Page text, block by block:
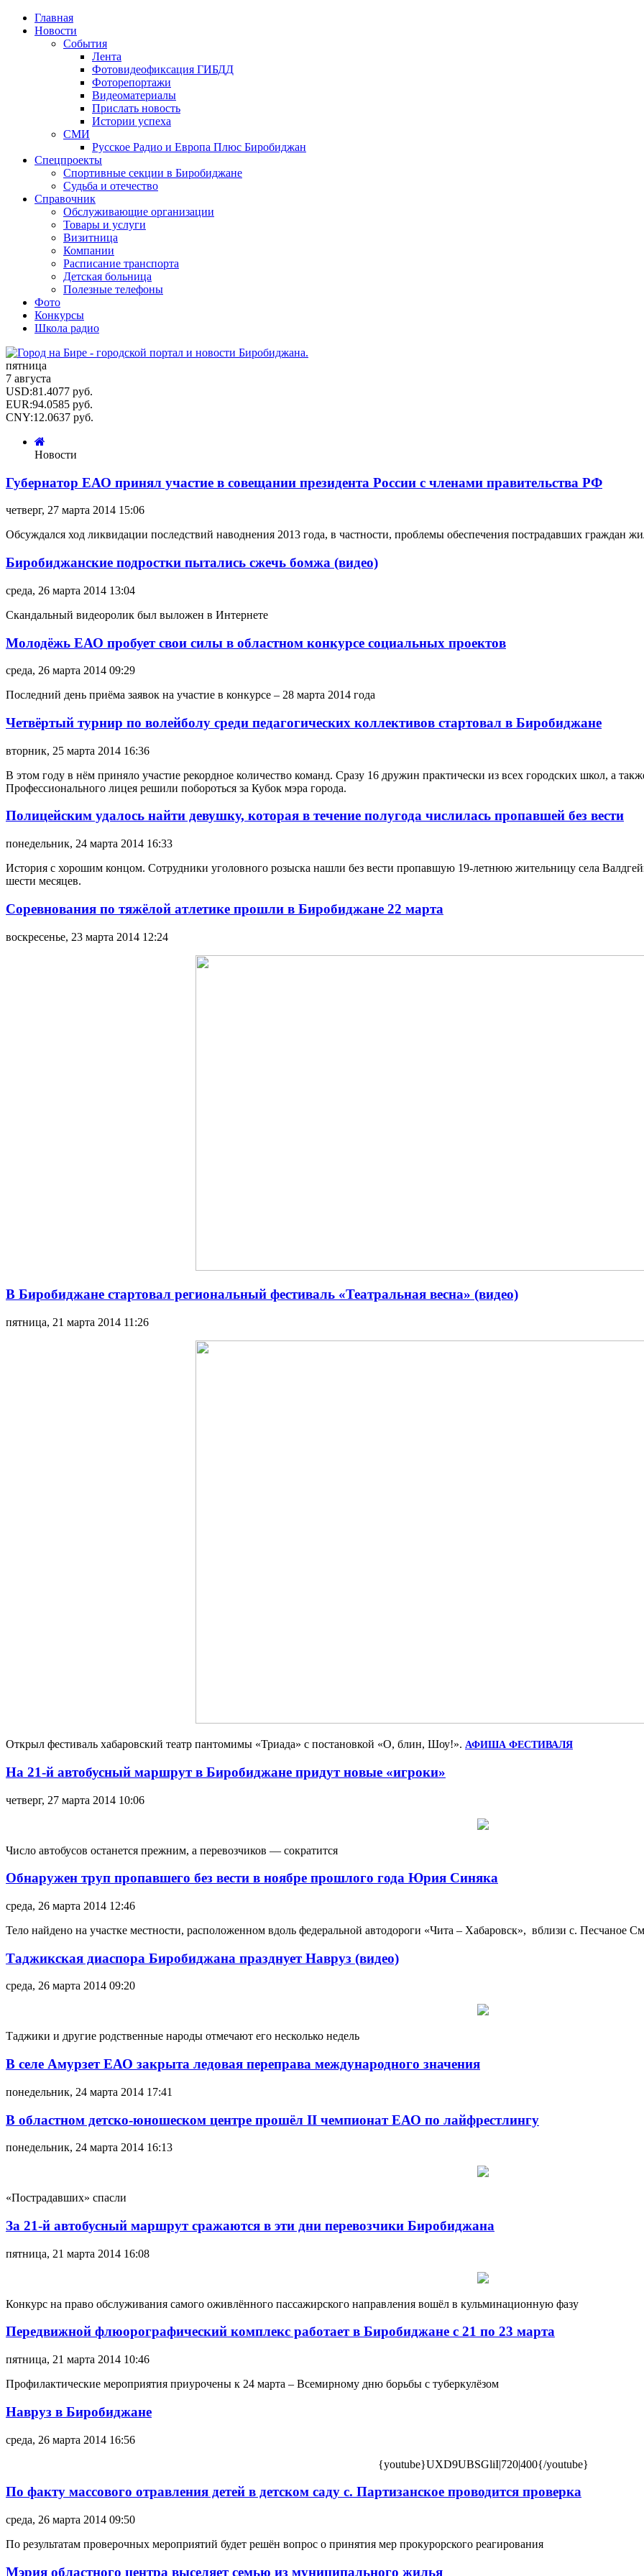
Главная
Новости
События
Лента
Фотовидеофиксация ГИБДД
Фоторепортажи
Видеоматериалы
Прислать новость
Истории успеха
СМИ
Русское Радио и Европа Плюс Биробиджан
Спецпроекты
Спортивные секции в Биробиджане
Судьба и отечество
Справочник
Обслуживающие организации
Товары и услуги
Визитница
Компании
Расписание транспорта
Детская больница
Полезные телефоны
Фото
Конкурсы
Школа радио
пятница
7 августа
USD:81.4077 руб.
EUR:94.0585 руб.
CNY:12.0637 руб.
Новости
Губернатор ЕАО принял участие в совещании президента России с членами правительства РФ
четверг, 27 марта 2014 15:06
Обсуждался ход ликвидации последствий наводнения 2013 года, в частности, проблемы обеспечения пострадавших граждан
Биробиджанские подростки пытались сжечь бомжа (видео)
среда, 26 марта 2014 13:04
Скандальный видеоролик был выложен в Интернете
Молодёжь ЕАО пробует свои силы в областном конкурсе социальных проектов
среда, 26 марта 2014 09:29
Последний день приёма заявок на участие в конкурсе – 28 марта 2014 года
Четвёртый турнир по волейболу среди педагогических коллективов стартовал в Биробиджане
вторник, 25 марта 2014 16:36
В этом году в нём приняло участие рекордное количество команд. Сразу 16 дружин практически из всех городских школ, а
Профессионального лицея решили побороться за Кубок мэра города.
Полицейским удалось найти девушку, которая в течение полугода числилась пропавшей без вести
понедельник, 24 марта 2014 16:33
История с хорошим концом. Сотрудники уголовного розыска нашли без вести пропавшую 19-летнюю жительницу села
шести месяцев.
Соревнования по тяжёлой атлетике прошли в Биробиджане 22 марта
воскресенье, 23 марта 2014 12:24
В Биробиджане стартовал региональный фестиваль «Театральная весна» (видео)
пятница, 21 марта 2014 11:26
Открыл фестиваль хабаровский театр пантомимы «Триада» с постановкой «О, блин, Шоу!». АФИША ФЕСТИВАЛЯ
На 21-й автобусный маршрут в Биробиджане придут новые «игроки»
четверг, 27 марта 2014 10:06
Число автобусов останется прежним, а перевозчиков — сократится
Обнаружен труп пропавшего без вести в ноябре прошлого года Юрия Синяка
среда, 26 марта 2014 12:46
Тело найдено на участке местности, расположенном вдоль федеральной автодороги «Чита – Хабаровск», вблизи с. Песчаное
Таджикская диаспора Биробиджана празднует Навруз (видео)
среда, 26 марта 2014 09:20
Таджики и другие родственные народы отмечают его несколько недель
В селе Амурзет ЕАО закрыта ледовая переправа международного значения
понедельник, 24 марта 2014 17:41
В областном детско-юношеском центре прошёл II чемпионат ЕАО по лайфрестлингу
понедельник, 24 марта 2014 16:13
«Пострадавших» спасли
За 21-й автобусный маршрут сражаются в эти дни перевозчики Биробиджана
пятница, 21 марта 2014 16:08
Конкурс на право обслуживания самого оживлённого пассажирского направления вошёл в кульминационную фазу
Передвижной флюорографический комплекс работает в Биробиджане с 21 по 23 марта
пятница, 21 марта 2014 10:46
Профилактические мероприятия приурочены к 24 марта – Всемирному дню борьбы с туберкулёзом
Навруз в Биробиджане
среда, 26 марта 2014 16:56
{youtube}UXD9UBSGliI|720|400{/youtube}
По факту массового отравления детей в детском саду с. Партизанское проводится проверка
среда, 26 марта 2014 09:50
По результатам проверочных мероприятий будет решён вопрос о принятия мер прокурорского реагирования
Мэрия областного центра выселяет семью из муниципального жилья